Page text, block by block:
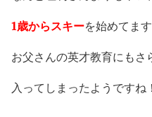
1歳からスキーを始めてます
お父さんの英才教育にもさ
入ってしまったようですね！